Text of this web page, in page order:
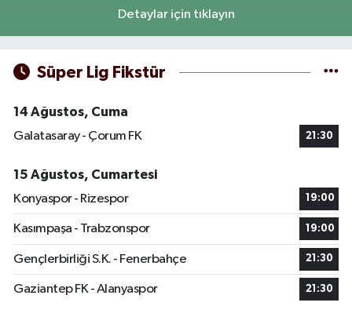
Detaylar için tıklayın
Süper Lig Fikstür
14 Ağustos, Cuma
Galatasaray - Çorum FK
21:30
15 Ağustos, Cumartesi
Konyaspor - Rizespor
19:00
Kasımpaşa - Trabzonspor 19:00
Gençlerbirliği S.K. - Fenerbahçe 21:30
Gaziantep FK - Alanyaspor 21:30